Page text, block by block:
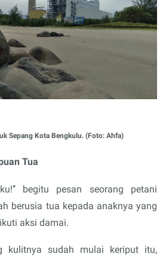
Sepang Kota Bengkulu. (Foto: Ahfa)
Tua
begitu pesan seorang petani
berusia tua kepada anaknya yang
aksi damai.
kulitnya sudah mulai keriput itu,